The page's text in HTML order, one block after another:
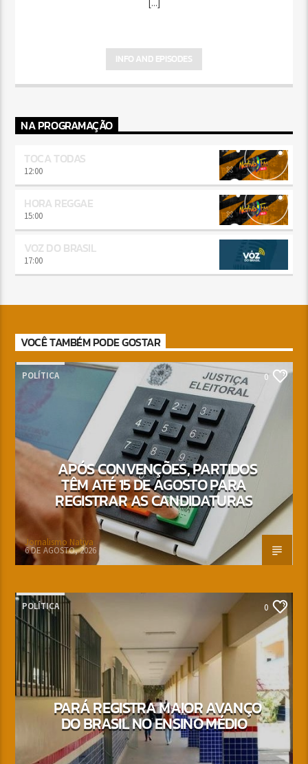
[...]
INFO AND EPISODES
NA PROGRAMAÇÃO
TOCA TODAS
12:00
HORA REGGAE
15:00
VOZ DO BRASIL
17:00
VOCÊ TAMBÉM PODE GOSTAR
POLÍTICA 0
APÓS CONVENÇÕES, PARTIDOS
TÊM ATÉ 15 DE AGOSTO PARA
REGISTRAR AS CANDIDATURAS
Jornalismo Nativa
6 DE AGOSTO, 2026
POLÍTICA 0
PARÁ REGISTRA MAIOR AVANÇO
DO BRASIL NO ENSINO MÉDIO